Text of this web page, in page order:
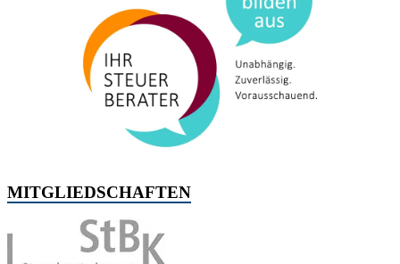
MITGLIEDSCHAFTEN